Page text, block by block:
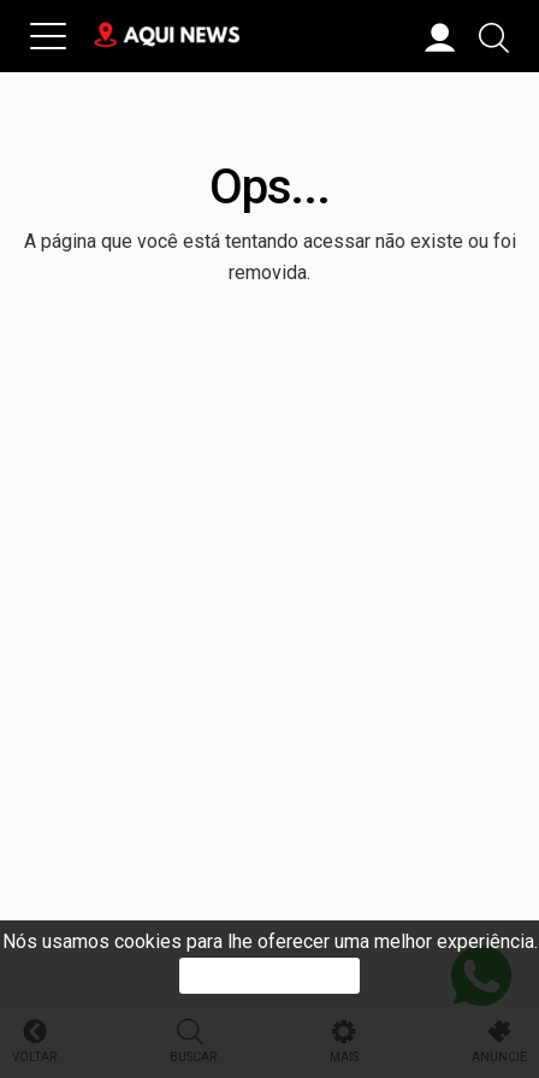
Nós usamos cookies para lhe oferecer uma melhor experiência.
Ops...
A página que você está tentando acessar não existe ou foi
removida.
VOLTAR BUSCAR MAIS ANUNCIE